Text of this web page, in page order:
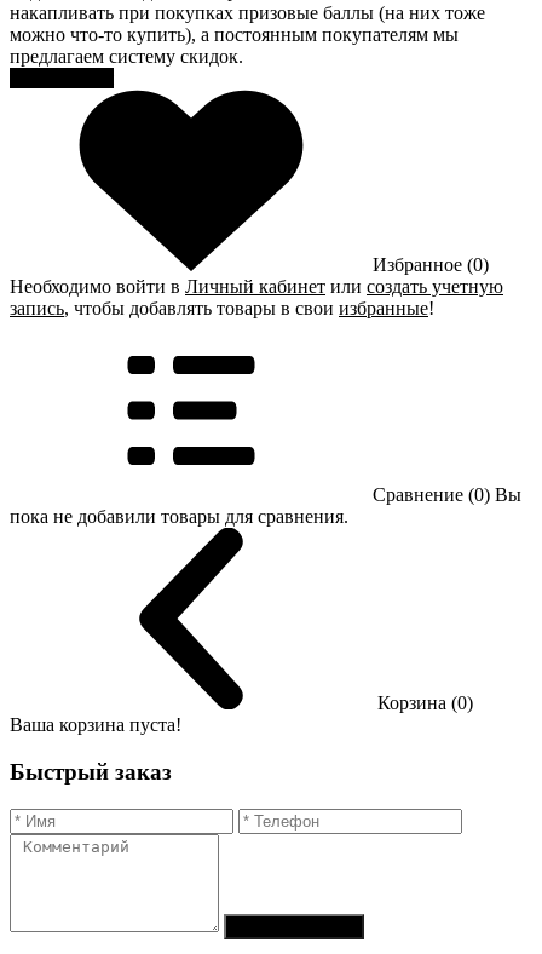
накапливать при покупках призовые баллы (на них тоже
можно что-то купить), а постоянным покупателям мы
предлагаем систему скидок.
Избранное (0)
Необходимо войти в Личный кабинет или создать учетную
запись, чтобы добавлять товары в свои избранные!
Сравнение (0) Вы
пока не добавили товары для сравнения.
Корзина (0)
Ваша корзина пуста!
Быстрый заказ